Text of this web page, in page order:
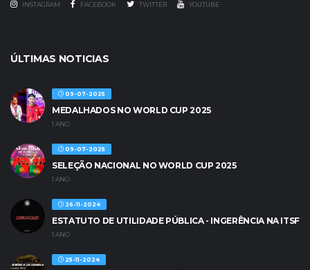
INSTAGRAM FACEBOOK TWITTER YOUTUBE
ÚLTIMAS NOTICIAS
09-07-2025
MEDALHADOS NO WORLD CUP 2025
1 ANO
09-07-2025
SELEÇÃO NACIONAL NO WORLD CUP 2025
1 ANO
26-11-2024
ESTATUTO DE UTILIDADE PÚBLICA - INGERÊNCIA NA ITSF
1 ANO
25-11-2024